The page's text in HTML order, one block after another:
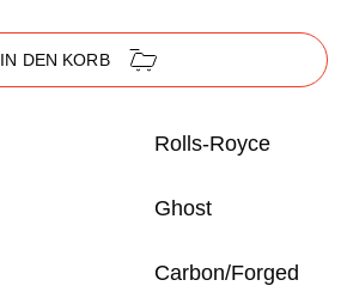
IN DEN KORB
Rolls-Royce
Ghost
Carbon/Forged